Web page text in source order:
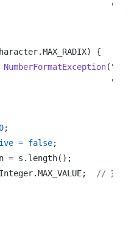
"
{
NumberFormatException(
"
0;
= false;
= s.length();
// 对上限